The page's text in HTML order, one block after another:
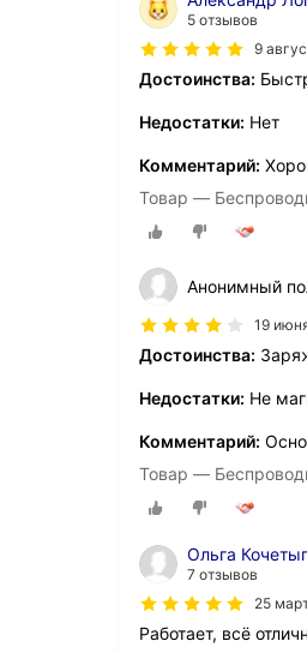
5 отзывов
9
Достоинства:
Недостатки: Нет
Комментарий:
Товар —
Анонимный
19
Достоинства:
Недостатки: Не
Комментарий:
Товар —
Ольга
7 отзывов
25
Работает, всё